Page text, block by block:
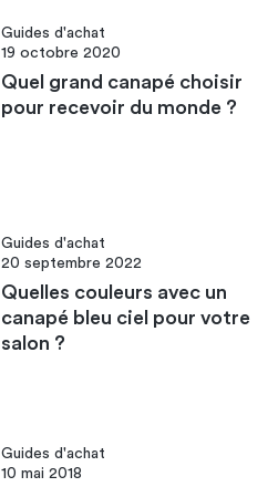
Guides d'achat
19 octobre 2020
Quel grand canapé choisir
pour recevoir du monde ?
Guides d'achat
20 septembre 2022
Quelles couleurs avec un
canapé bleu ciel pour votre
salon ?
Guides d'achat
10 mai 2018